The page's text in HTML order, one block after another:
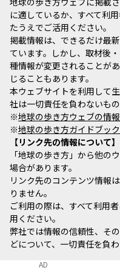
に適しているか、すべて利
たうえでご活用ください。
掲載情報は、できるだけ最
ています。しかし、取材後
種情報が変更されることが
じることもあります。
本ウェブサイトを利用して
社は一切責任を負わないもの
※地球の歩き方ウェブの情
※地球の歩き方ガイドブッ
リンク先の情報について
「地球の歩き方」から他の
場合があります。
リンク先のコンテンツ情報
りません。
ご利用の際は、すべて利用
用ください。
弊社では情報の信頼性、そ
どについて、一切責任を負
AD